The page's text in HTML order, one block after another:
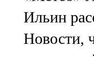
Чирмешән
107,7 FM
Ильин
Новости,